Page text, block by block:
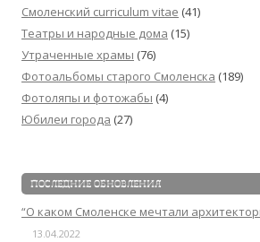
Смоленский сurriculum vitae (41)
Театры и народные дома (15)
Утраченные храмы (76)
Фотоальбомы старого Смоленска (189)
Фотоляпы и фотожабы (4)
Юбилеи города (27)
ПОСЛЕДНИЕ ОБНОВЛЕНИЯ
“О каком Смоленске мечтали
13.04.2022